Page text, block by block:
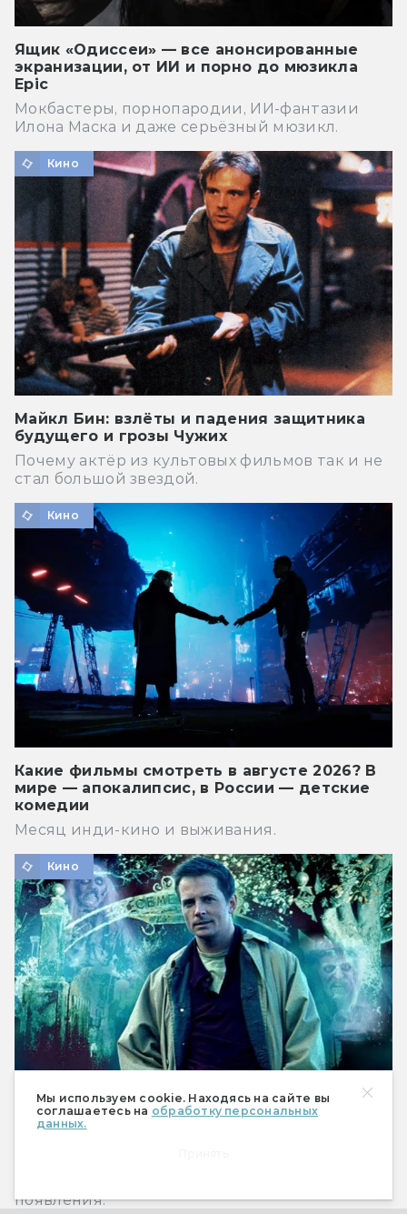
Мы используем cookie. Находясь на сайте вы
соглашаетесь на обработку персональных
данных.
Ящик «Одиссеи» — все анонсированные
экранизации, от ИИ и порно до мюзикла
Epic
Мокбастеры, порнопародии, ИИ-фантазии
Илона Маска и даже серьёзный мюзикл.
Кино
Майкл Бин: взлёты и падения защитника
будущего и грозы Чужих
Почему актёр из культовых фильмов так и не
стал большой звездой.
Кино
Какие фильмы смотреть в августе 2026? В
мире — апокалипсис, в России — детские
комедии
Месяц инди-кино и выживания.
Кино
Как создавались «Страшилы»: фильм, без
появления.